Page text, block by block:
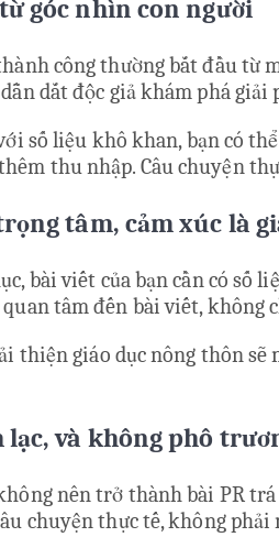
góc nhìn con người
công thường bắt đầu từ
dắt độc giả khám phá
số liệu khô khan, bạn có
thu nhập. Câu chuyện
tâm, cảm xúc là
bài viết của bạn cần có số
tâm đến bài viết,
thiện giáo dục nông thôn
lạc, và không phô
nên trở thành bài PR
chuyện thực tế, không phải